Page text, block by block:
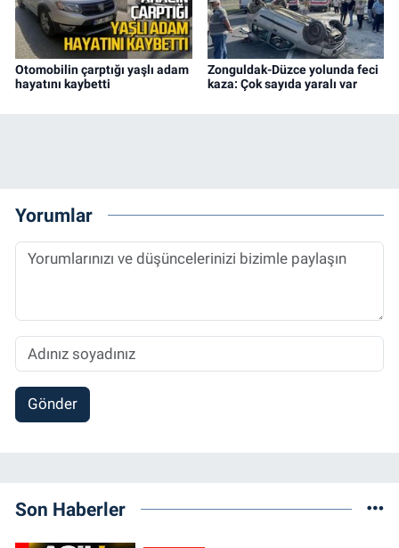
Otomobilin çarptığı yaşlı adam
hayatını kaybetti
Zonguldak-Düzce yolunda feci
kaza: Çok sayıda yaralı var
Yorumlar
Gönder
Son Haberler